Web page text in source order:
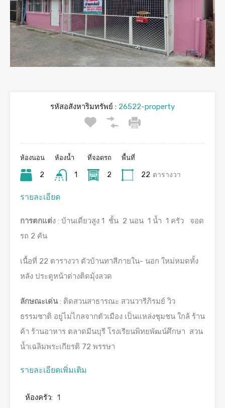
รหัสอสังหาริมทรัพย์ : 26522-property
ห้องนอน
2
ห้องน้ำ
1
ที่จอดรถ
2
พื้นที่
22 ตารางวา
รายละเอียด
การตกแต่ง : บ้านเดี่ยวสูง 1 ชั้น 2 นอน 1 น้ำ 1 ครัว จอด
รถ 2 คัน
เนื้อที่ 22 ตารางวา ตัวบ้านทาสีภายใน- นอก ใหม่หมดทั้ง
หลัง ประตูหน้าต่างติดมุ้งลวด
ลักษณะเด่น: ติดสวนสาธารณะ สวนวารีภิรมย์ วิว
ธรรมชาติ อยู่ไม่ไกลจากตัวเมือง เป็นแหล่งชุมชน ใกล้ ร้าน
ค้า ร้านอาหาร ตลาดมีนบุรี โรงเรียนพิทยพัฒน์ศึกษา สวน
น้ำเฉลิมพระเกียรติ 72 พรรษา
รายละเอียดเพิ่มเติม
ห้องครัว: 1